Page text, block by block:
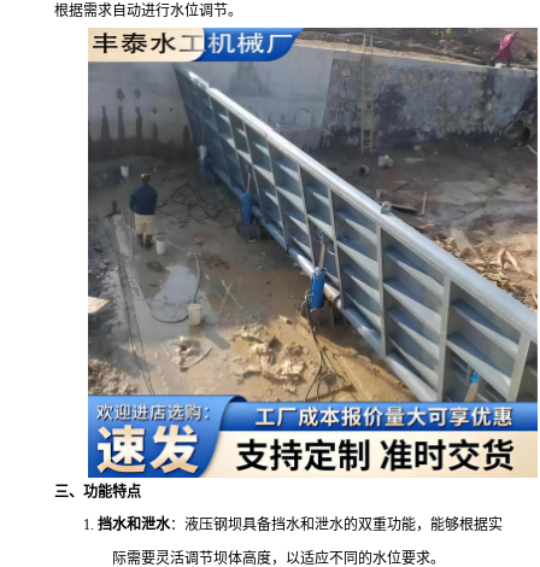
根据需求自动进行水位调节。
三、功能特点
1. 挡水和泄水：液压钢坝具备挡水和泄水的双重功能，能够根据实
际需要灵活调节坝体高度，以适应不同的水位要求。